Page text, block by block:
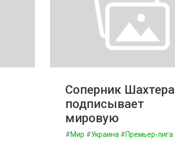
Соперник Шахтера
подписывает
мировую
#Мир #Украина #Премьер-лига